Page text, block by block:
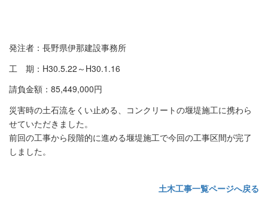
発注者：長野県伊那建設事務所
工 期：H30.5.22～H30.1.16
請負金額：85,449,000円
災害時の土石流をくい止める、コンクリートの堰堤施工に携わら
せていただきました。
前回の工事から段階的に進める堰堤施工で今回の工事区間が完了
しました。
土木工事一覧ページへ戻る